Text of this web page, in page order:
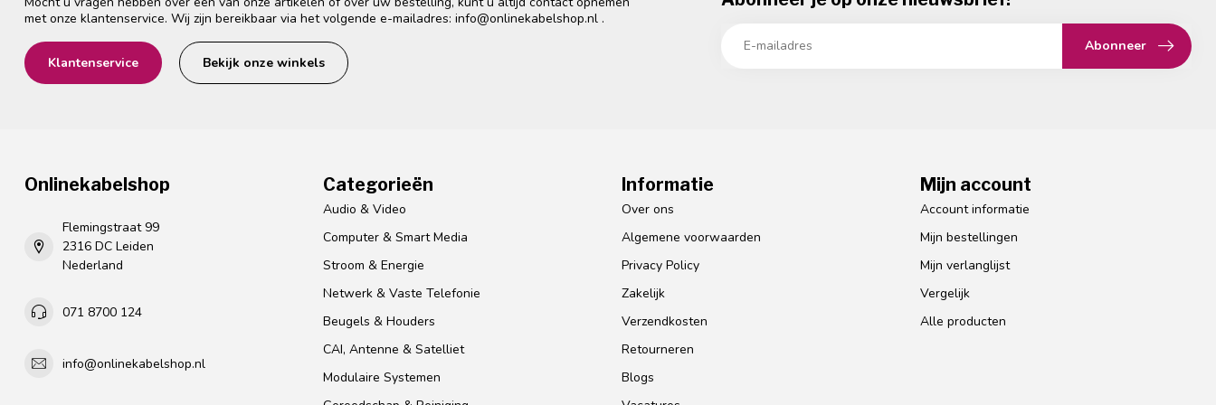
met onze klantenservice. Wij zijn bereikbaar via het volgende e-mailadres: info@onlinekabelshop.nl .
Klantenservice Bekijk onze winkels
Abonneer
Onlinekabelshop
Flemingstraat 99
2316 DC Leiden
Nederland
071 8700 124
info@onlinekabelshop.nl
Categorieën
Audio & Video
Computer & Smart Media
Stroom & Energie
Netwerk & Vaste Telefonie
Beugels & Houders
CAI, Antenne & Satelliet
Modulaire Systemen
Informatie
Over ons
Algemene voorwaarden
Privacy Policy
Zakelijk
Verzendkosten
Retourneren
Blogs
Mijn account
Account informatie
Mijn bestellingen
Mijn verlanglijst
Vergelijk
Alle producten